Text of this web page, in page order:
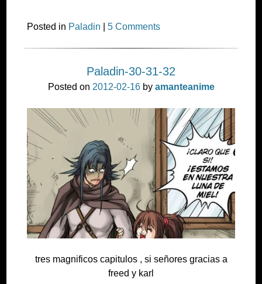
Posted in Paladin |5 Comments
Paladin-30-31-32
Posted on 2012-02-16by amanteanime
tres magnificos capitulos , si señores gracias a
freed y karl